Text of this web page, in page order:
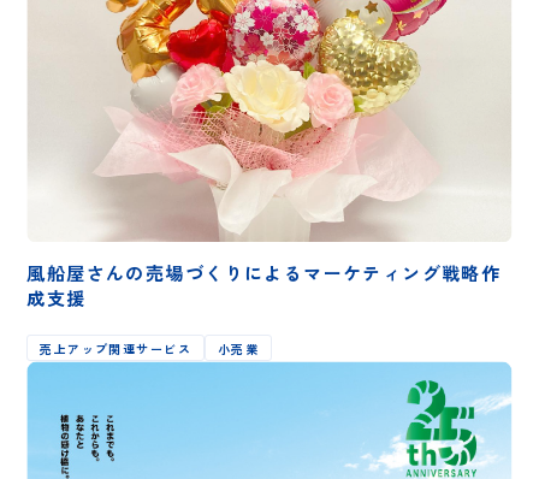
風船屋さんの売場づくりによるマーケティング戦略作
成支援
売上アップ関連サービス 小売業